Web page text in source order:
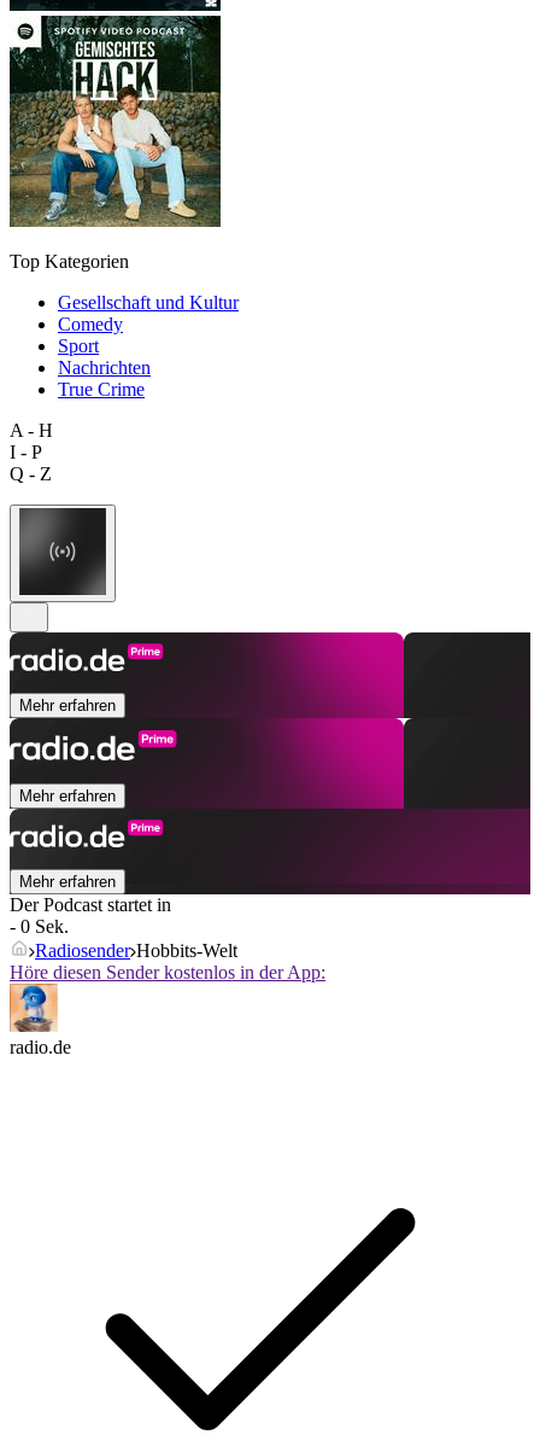
Top Kategorien
Gesellschaft und Kultur
Comedy
Sport
Nachrichten
True Crime
A - H
I - P
Q - Z
Mehr erfahren
Mehr erfahren
Mehr erfahren
Der Podcast startet in
- 0 Sek.
Radiosender Hobbits-Welt
Höre diesen Sender kostenlos in der App:
radio.de